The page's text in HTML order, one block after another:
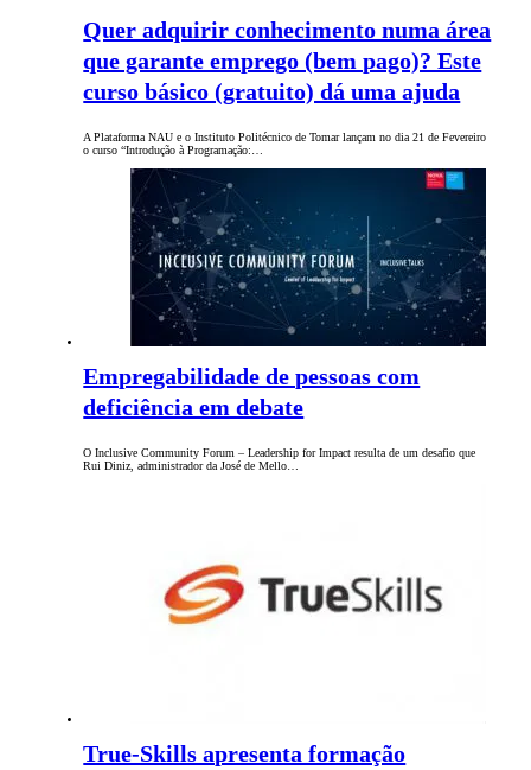
Quer adquirir conhecimento numa área
que garante emprego (bem pago)? Este
curso básico (gratuito) dá uma ajuda
A Plataforma NAU e o Instituto Politécnico de Tomar lançam no dia 21 de Fevereiro
o curso “Introdução à Programação:…
Empregabilidade de pessoas com
deficiência em debate
O Inclusive Community Forum – Leadership for Impact resulta de um desafio que
Rui Diniz, administrador da José de Mello…
True-Skills apresenta formação